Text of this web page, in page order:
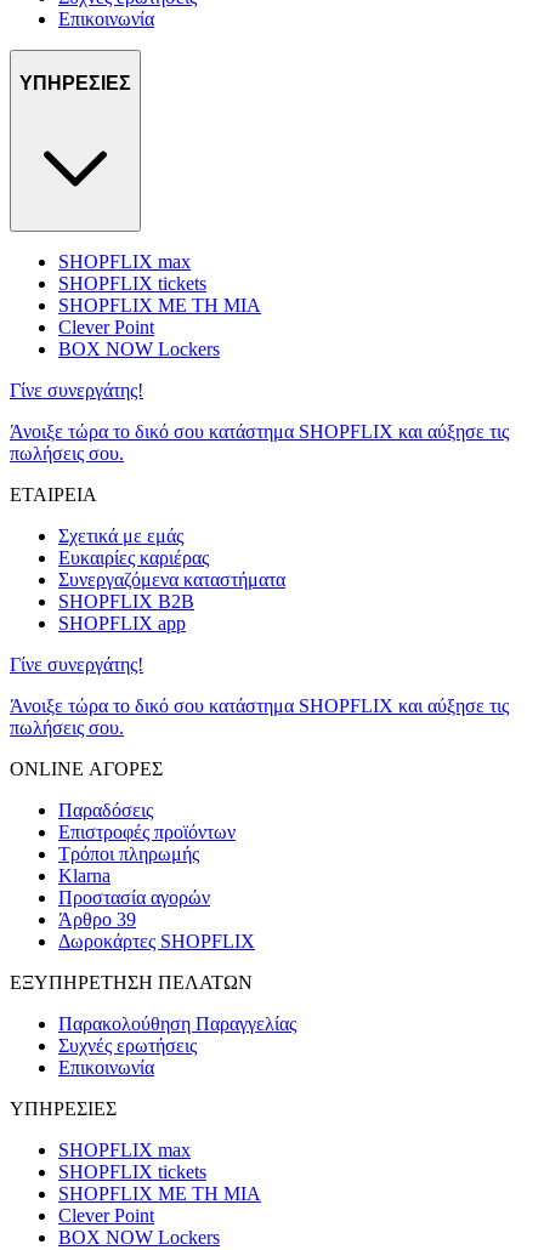
Επικοινωνία
ΥΠΗΡΕΣΙΕΣ
SHOPFLIX max
SHOPFLIX tickets
SHOPFLIX ΜΕ ΤΗ ΜΙΑ
Clever Point
BOX NOW Lockers
Γίνε συνεργάτης!
Άνοιξε τώρα το δικό σου κατάστημα SHOPFLIX και αύξησε τις
πωλήσεις σου.
ΕΤΑΙΡΕΙΑ
Σχετικά με εμάς
Ευκαιρίες καριέρας
Συνεργαζόμενα καταστήματα
SHOPFLIX B2B
SHOPFLIX app
Γίνε συνεργάτης!
Άνοιξε τώρα το δικό σου κατάστημα SHOPFLIX και αύξησε τις
πωλήσεις σου.
ONLINE ΑΓΟΡΕΣ
Παραδόσεις
Επιστροφές προϊόντων
Τρόποι πληρωμής
Klarna
Προστασία αγορών
Άρθρο 39
Δωροκάρτες SHOPFLIX
ΕΞΥΠΗΡΕΤΗΣΗ ΠΕΛΑΤΩΝ
Παρακολούθηση Παραγγελίας
Συχνές ερωτήσεις
Επικοινωνία
ΥΠΗΡΕΣΙΕΣ
SHOPFLIX max
SHOPFLIX tickets
SHOPFLIX ΜΕ ΤΗ ΜΙΑ
Clever Point
BOX NOW Lockers